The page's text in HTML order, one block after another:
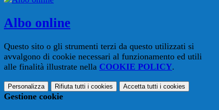
Albo online
Questo sito o gli strumenti terzi da questo utilizzati si
avvalgono di cookie necessari al funzionamento ed utili
alle finalità illustrate nella COOKIE POLICY.
Personalizza Rifiuta tutti i cookies Accetta tutti i cookies
Gestione cookie